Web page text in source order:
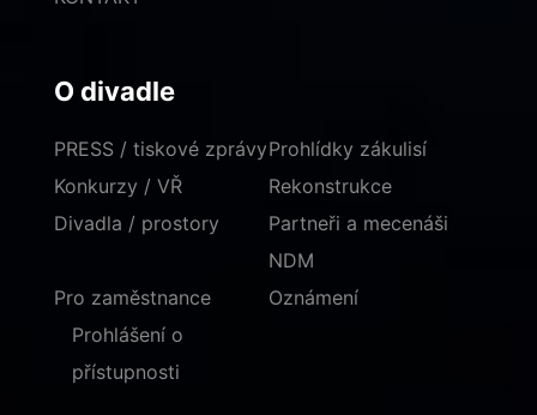
O divadle
PRESS / tiskové zprávy
Konkurzy / VŘ
Divadla / prostory
Prohlídky zákulisí
Rekonstrukce
Partneři a mecenáši
NDM
Pro zaměstnance
Oznámení
Prohlášení o
přístupnosti